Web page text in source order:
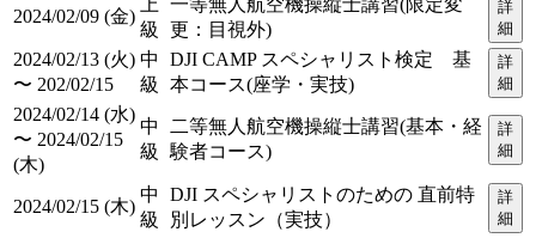
2024/02/09 (金)
上
級
一等無人航空機操縦士講習(限定変
更：目視外)
詳
細
2024/02/13 (火)
〜 202/02/15
中
級
DJI CAMP スペシャリスト検定 基
本コース(座学・実技)
詳
細
2024/02/14 (水)
〜 2024/02/15
(木)
中
級
二等無人航空機操縦士講習(基本・経
験者コース)
詳
細
2024/02/15 (木)
中
級
DJI スペシャリストのための 直前特
別レッスン（実技）
詳
細